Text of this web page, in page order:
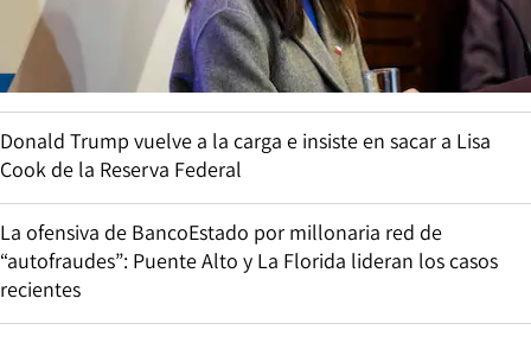
Donald Trump vuelve a la carga e insiste en sacar a Lisa
Cook de la Reserva Federal
La ofensiva de BancoEstado por millonaria red de
“autofraudes”: Puente Alto y La Florida lideran los casos
recientes